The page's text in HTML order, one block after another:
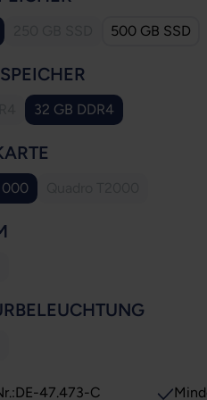
500 GB SSD
Option ist zurzeit nicht verfügbar.)
32 GB DDR4
DE-47.473-C